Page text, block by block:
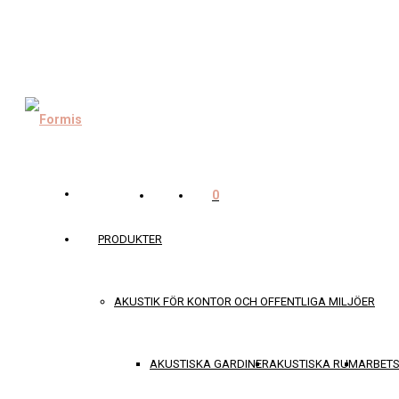
PRODUKTER
AKUSTIK FÖR KONTOR OCH OFFENTLIGA MILJÖER
AKUSTISKA GARDINERAKUSTISKA RUM
0